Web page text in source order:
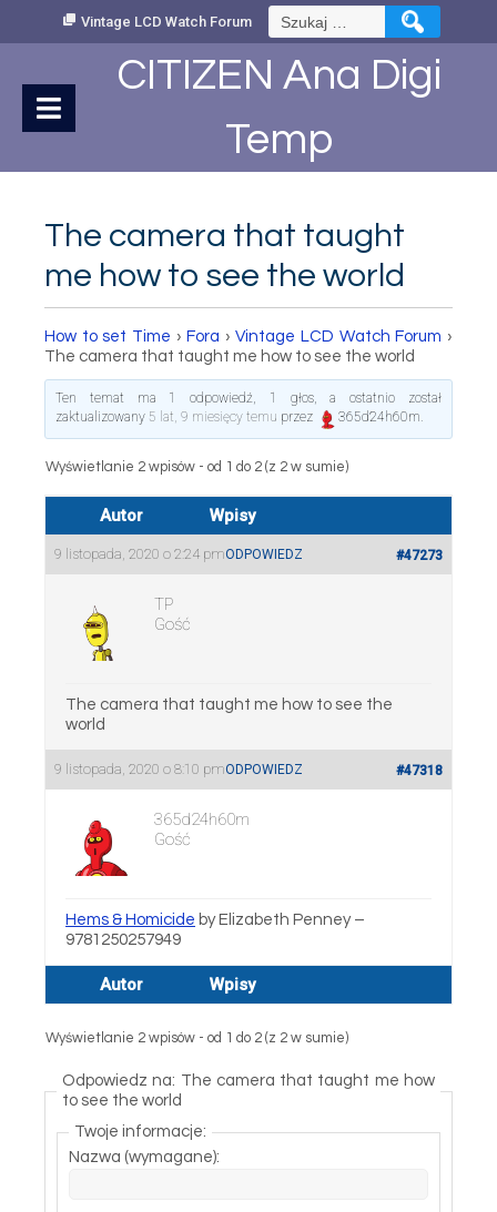
Vintage LCD Watch Forum Szukaj:
CITIZEN Ana Digi
Temp
The camera that taught
me how to see the world
How to set Time › Fora › Vintage LCD Watch Forum ›
The camera that taught me how to see the world
Ten temat ma 1 odpowiedź, 1 głos, a ostatnio został
zaktualizowany 5 lat, 9 miesięcy temu przez 365d24h60m.
Wyświetlanie 2 wpisów - od 1 do 2 (z 2 w sumie)
Autor Wpisy
9 listopada, 2020 o 2:24 pm #47273
ODPOWIEDZ
TP
Gość
The camera that taught me how to see the
world
9 listopada, 2020 o 8:10 pm #47318
ODPOWIEDZ
365d24h60m
Gość
Hems & Homicide by Elizabeth Penney –
9781250257949
Autor Wpisy
Wyświetlanie 2 wpisów - od 1 do 2 (z 2 w sumie)
Odpowiedz na: The camera that taught me how
to see the world
Twoje informacje:
Nazwa (wymagane):